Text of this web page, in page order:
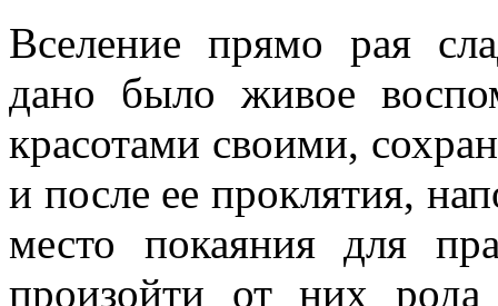
Вселение прямо рая
дано было живое
красотами своими,
и после ее проклятия,
место покаяния для
произойти от них рода